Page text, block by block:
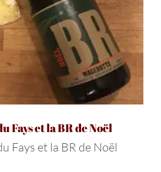
Fays et la BR de Noël
Fays et la BR de Noël